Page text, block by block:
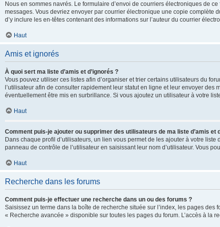
Nous en sommes navrés. Le formulaire d’envoi de courriers électroniques de
messages. Vous devriez envoyer par courrier électronique une copie complète
d’y inclure les en-têtes contenant des informations sur l’auteur du courrier
Haut
Amis et ignorés
À quoi sert ma liste d’amis et d’ignorés ?
Vous pouvez utiliser ces listes afin d’organiser et trier certains utilisateurs du
l’utilisateur afin de consulter rapidement leur statut en ligne et leur envoyer
éventuellement être mis en surbrillance. Si vous ajoutez un utilisateur à votre
Haut
Comment puis-je ajouter ou supprimer des utilisateurs de ma liste d’amis et
Dans chaque profil d’utilisateurs, un lien vous permet de les ajouter à votre
panneau de contrôle de l’utilisateur en saisissant leur nom d’utilisateur. Vous
Haut
Recherche dans les forums
Comment puis-je effectuer une recherche dans un ou des forums ?
Saisissez un terme dans la boîte de recherche située sur l’index, les pages
« Recherche avancée » disponible sur toutes les pages du forum. L’accès à la